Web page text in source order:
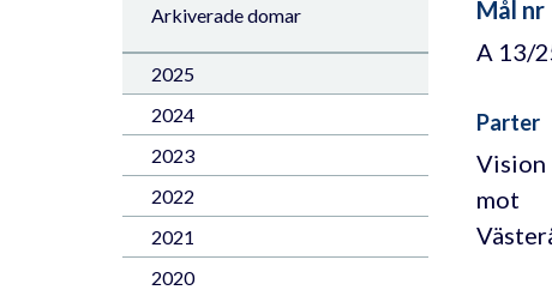
Arkiverade domar
2025
2024
2023
2022
2021
2020
Mål nr
A 13/
Parter
Vision
mot